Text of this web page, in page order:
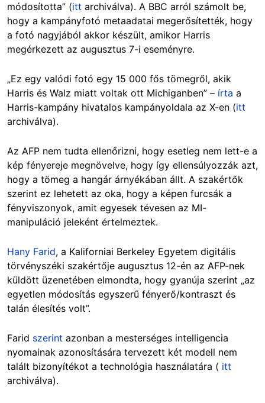
módosította” (itt archiválva). A BBC arról számolt be,
hogy a kampányfotó metaadatai megerősítették, hogy
a fotó nagyjából akkor készült, amikor Harris
megérkezett az augusztus 7-i eseményre.
„Ez egy valódi fotó egy 15 000 fős tömegről, akik
Harris és Walz miatt voltak ott Michiganben” – írta a
Harris-kampány hivatalos kampányoldala az X-en (itt
archiválva).
Az AFP nem tudta ellenőrizni, hogy esetleg nem lett-e a
kép fényereje megnövelve, hogy így ellensúlyozzák azt,
hogy a tömeg a hangár árnyékában állt. A szakértők
szerint ez lehetett az oka, hogy a képen furcsák a
fényviszonyok, amit egyesek tévesen az MI-
manipuláció jeleként értelmeztek.
Hany Farid, a Kaliforniai Berkeley Egyetem digitális
törvényszéki szakértője augusztus 12-én az AFP-nek
küldött üzenetében elmondta, hogy gyanúja szerint „az
egyetlen módosítás egyszerű fényerő/kontraszt és
talán élesítés volt”.
Farid szerint azonban a mesterséges intelligencia
nyomainak azonosítására tervezett két modell nem
talált bizonyítékot a technológia használatára ( itt
archiválva).